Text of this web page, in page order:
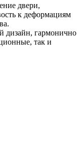
двери,
к деформациям
дизайн, гармонично
так и